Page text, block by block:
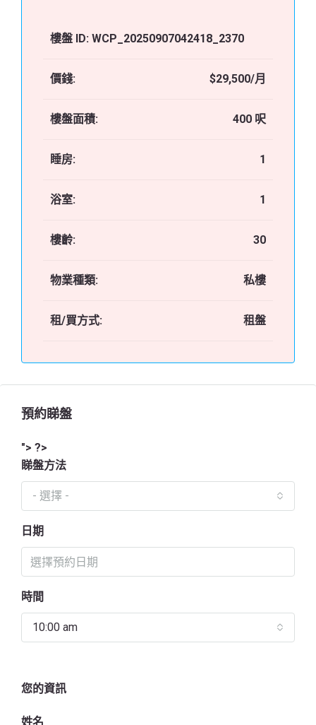
樓盤 ID: WCP_20250907042418_2370
價錢: $29,500/月
樓盤面積: 400 呎
睡房: 1
浴室: 1
樓齡: 30
物業種類: 私樓
租/買方式: 租盤
預約睇盤
"> ?>
睇盤方法
- 選擇 -
日期
時間
10:00 am
您的資訊
姓名